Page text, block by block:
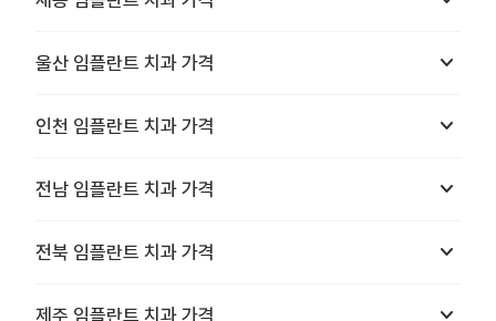
울산 임플란트 치과 가격 keyboard_arrow_down
인천 임플란트 치과 가격 keyboard_arrow_down
전남 임플란트 치과 가격 keyboard_arrow_down
전북 임플란트 치과 가격 keyboard_arrow_down
제주 임플란트 치과 가격